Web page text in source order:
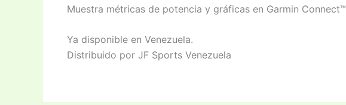
Muestra métricas de potencia y gráficas en Garmin Connect™
Ya disponible en Venezuela.
Distribuido por JF Sports Venezuela